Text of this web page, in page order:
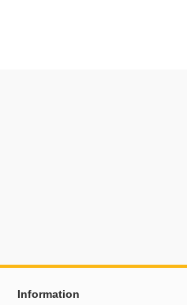
Sidefodsinhold
Information